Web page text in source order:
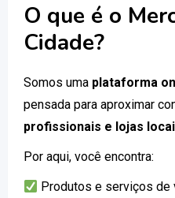
O que é o
Cidade?
Somos uma plataforma
pensada para aproximar
profissionais e lojas
Por aqui, você encontra:
Produtos e serviços de